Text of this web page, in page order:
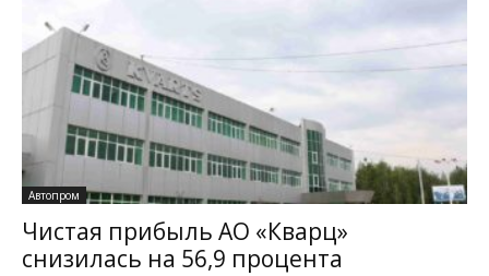
Автопром
Чистая прибыль АО «Кварц»
снизилась на 56,9 процента